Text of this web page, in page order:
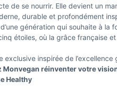
de se nourrir. Elle devient un
durable et profondément
génération qui souhaite à la
étoiles, où la grâce française
inspirée de
réinventer votre
Healthy